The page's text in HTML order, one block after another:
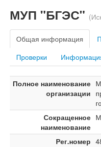
МУП "БГЭС"
Общая информация
Проверки
Полное наименование
организации
Сокращенное
наименование
Рег.номер